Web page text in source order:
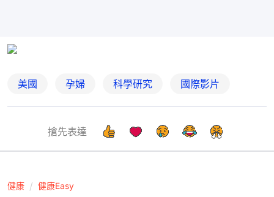
美國 孕婦 科學研究 國際影片
搶先表達
健康 健康Easy